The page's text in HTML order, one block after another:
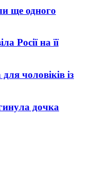
ще одного
Росії на її
чоловіків із
дочка